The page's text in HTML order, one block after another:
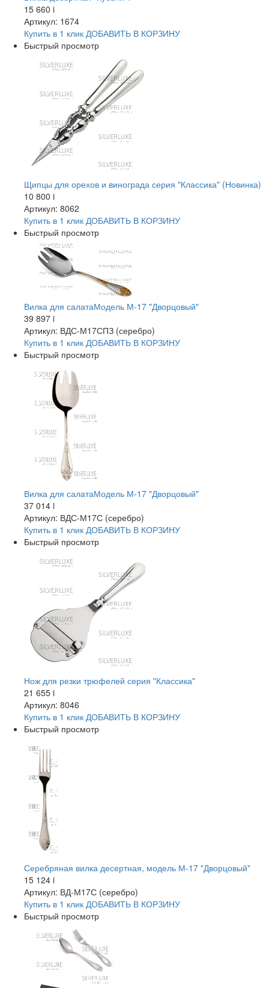
15 660 i
Артикул: 1674
Купить в 1 клик ДОБАВИТЬ В КОРЗИНУ
Быстрый просмотр
Щипцы для орехов и винограда серия "Классика" (Новинка)
10 800 i
Артикул: 8062
Купить в 1 клик ДОБАВИТЬ В КОРЗИНУ
Быстрый просмотр
Вилка для салатаМодель М-17 "Дворцовый"
39 897 i
Артикул: ВДС-М17СПЗ (серебро)
Купить в 1 клик ДОБАВИТЬ В КОРЗИНУ
Быстрый просмотр
Вилка для салатаМодель М-17 "Дворцовый"
37 014 i
Артикул: ВДС-М17С (серебро)
Купить в 1 клик ДОБАВИТЬ В КОРЗИНУ
Быстрый просмотр
Нож для резки трюфелей серия "Классика"
21 655 i
Артикул: 8046
Купить в 1 клик ДОБАВИТЬ В КОРЗИНУ
Быстрый просмотр
Серебряная вилка десертная, модель М-17 "Дворцовый"
15 124 i
Артикул: ВД-М17С (серебро)
Купить в 1 клик ДОБАВИТЬ В КОРЗИНУ
Быстрый просмотр